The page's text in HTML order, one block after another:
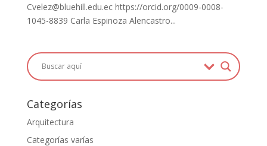
Cvelez@bluehill.edu.ec https://orcid.org/0009-0008-
1045-8839 Carla Espinoza Alencastro...
Categorías
Arquitectura
Categorías varías